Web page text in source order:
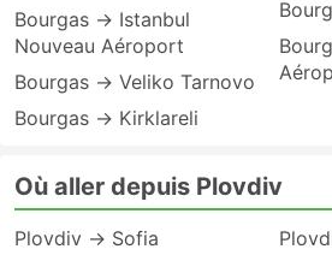
Bourgas → Istanbul
Nouveau Aéroport
Bourgas → Veliko Tarnovo
Bourgas → Kirklareli
Où aller depuis Plovdiv
Plovdiv → Sofia